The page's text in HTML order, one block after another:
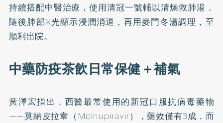
持續搭配中醫治療，使用清冠一號輔以清燥救肺湯，
隨後肺部X光顯示浸潤消退，再用麥門冬湯調理，至
順利出院。
中藥防疫茶飲日常保健＋補氣
黃澤宏指出，西醫最常使用的新冠口服抗病毒藥物
——莫納皮拉韋（Molnupiravir），藥效僅有3成，而